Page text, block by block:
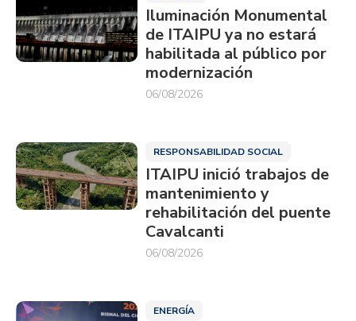
Iluminación Monumental
de ITAIPU ya no estará
habilitada al público por
modernización
06/08/2026
RESPONSABILIDAD SOCIAL
ITAIPU inició trabajos de
mantenimiento y
rehabilitación del puente
Cavalcanti
06/08/2026
ENERGÍA